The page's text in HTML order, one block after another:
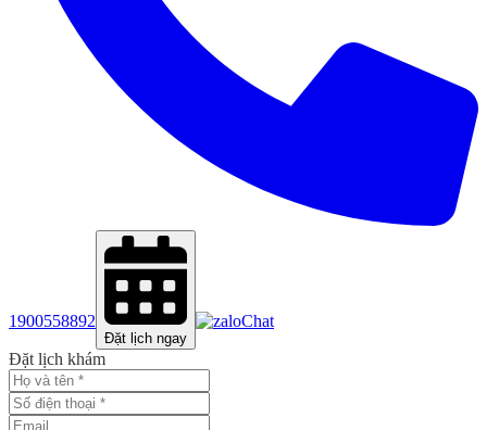
1900558892
Đặt lịch ngay
Chat
Đặt lịch khám